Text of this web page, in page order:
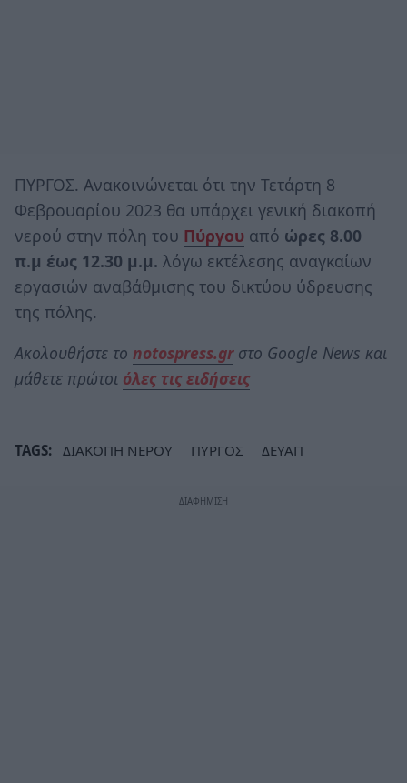
ΠΥΡΓΟΣ. Ανακοινώνεται ότι την Τετάρτη 8
Φεβρουαρίου 2023 θα υπάρχει γενική διακοπή
νερού στην πόλη του Πύργου από ώρες 8.00
π.μ έως 12.30 μ.μ. λόγω εκτέλεσης αναγκαίων
εργασιών αναβάθμισης του δικτύου ύδρευσης
της πόλης.
Ακολουθήστε το notospress.grστο Google News και
μάθετε πρώτοι όλες τις ειδήσεις
TAGS: ΔΙΑΚΟΠΗ ΝΕΡΟΥ ΠΥΡΓΟΣ ΔΕΥΑΠ